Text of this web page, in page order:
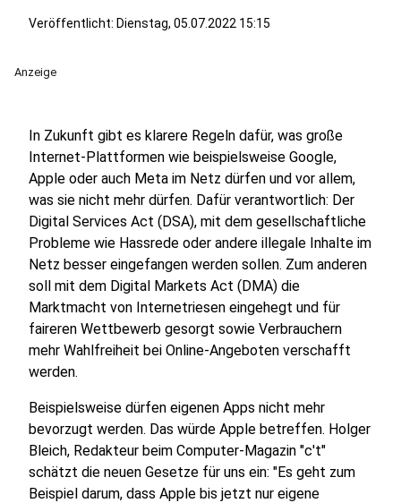
Veröffentlicht: Dienstag, 05.07.2022 15:15
Anzeige
In Zukunft gibt es klarere Regeln dafür, was große
Internet-Plattformen wie beispielsweise Google,
Apple oder auch Meta im Netz dürfen und vor allem,
was sie nicht mehr dürfen. Dafür verantwortlich: Der
Digital Services Act (DSA), mit dem gesellschaftliche
Probleme wie Hassrede oder andere illegale Inhalte im
Netz besser eingefangen werden sollen. Zum anderen
soll mit dem Digital Markets Act (DMA) die
Marktmacht von Internetriesen eingehegt und für
faireren Wettbewerb gesorgt sowie Verbrauchern
mehr Wahlfreiheit bei Online-Angeboten verschafft
werden.
Beispielsweise dürfen eigenen Apps nicht mehr
bevorzugt werden. Das würde Apple betreffen. Holger
Bleich, Redakteur beim Computer-Magazin "c't"
schätzt die neuen Gesetze für uns ein: "Es geht zum
Beispiel darum, dass Apple bis jetzt nur eigene